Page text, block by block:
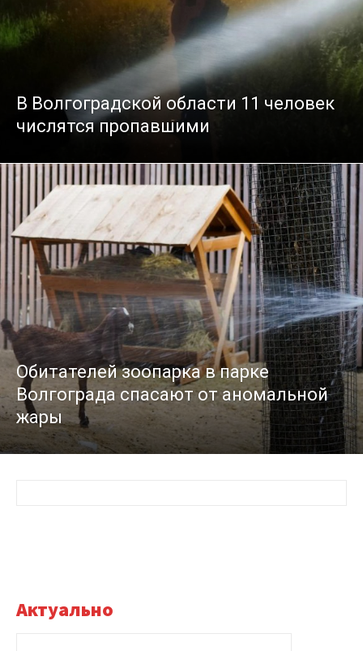
В Волгоградской области 11 человек
числятся пропавшими
Обитателей зоопарка в парке
Волгограда спасают от аномальной
жары
Актуально